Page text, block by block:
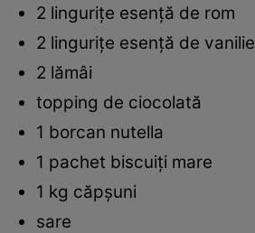
2 linguriţe esenţă de rom
2 linguriţe esenţă de vanilie
2 lămâi
topping de ciocolată
1 borcan nutella
1 pachet biscuiţi mare
1 kg căpşuni
sare